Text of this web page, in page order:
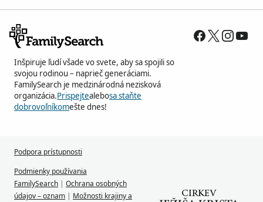
Inšpiruje ľudí všade vo svete, aby sa spojili so
svojou rodinou – naprieč generáciami.
FamilySearch je medzinárodná nezisková
organizácia.Prispejtealebosa staňte
dobrovoľníkomešte dnes!
Podpora prístupnosti
Podmienky používania
FamilySearch | Ochrana osobných
údajov – oznam | Možnosti krajiny a